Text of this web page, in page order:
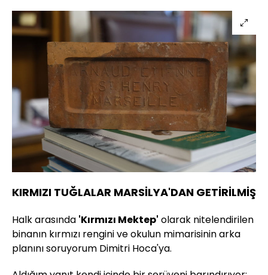
KIRMIZI TUĞLALAR MARSİLYA'DAN GETİRİLMİŞ
Halk arasında 'Kırmızı Mektep' olarak nitelendirilen
binanın kırmızı rengini ve okulun mimarisinin arka
planını soruyorum Dimitri Hoca'ya.